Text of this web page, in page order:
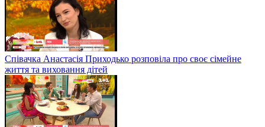
Співачка Анастасія Приходько розповіла про своє сімейне
життя та виховання дітей